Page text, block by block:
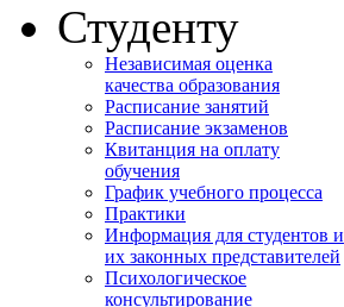
Студенту
Независимая оценка
качества образования
Расписание занятий
Расписание экзаменов
Квитанция на оплату
обучения
График учебного процесса
Практики
Информация для студентов и
их законных представителей
Психологическое
консультирование